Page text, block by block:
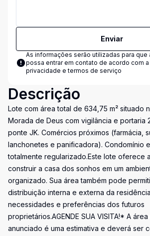
Enviar
As informações serão utilizadas para que
possa entrar em contato de acordo com a
privacidade e termos de serviço
Descrição
Lote com área total de 634,75 m² situado
Morada de Deus com vigilância e portaria
ponte JK. Comércios próximos (farmácia,
lanchonetes e panificadora). Condomínio
totalmente regularizado.Este lote oferece
construir a casa dos sonhos em um
organizado. Sua área também pode
distribuição interna e externa da
necessidades e preferências dos futuros
proprietários.AGENDE SUA VISITA!* A
anunciado é uma estimativa e deverá ser